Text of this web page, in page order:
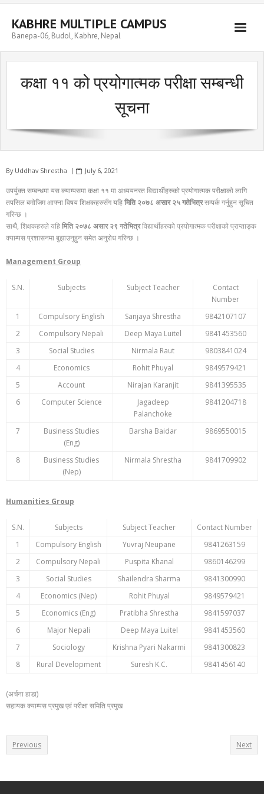
Skip
contentKABHRE MULTIPLE CAMPUS
Banepa-06, Budol, Kabhre, Nepal
कक्षा ११ को प्रयोगात्मक परीक्षा सम्बन्धी
सूचना
By Uddhav Shrestha July 6, 2021
उपर्युक्त सम्बन्धमा यस क्याम्पसमा कक्षा ११ मा अध्ययनरत विद्यार्थीहरुको प्रयोगात्मक परीक्षाको लागि
तपसिल बमोजिम आफ्ना विषय शिक्षकहरुसँग यहिमिति २०७८ असार २५ गतेभित्रसम्पर्क गर्नुहुन सूचित
गरिन्छ ।
साथै, शिक्षकहरुले यहिमिति २०७८ असार २९ गतेभित्रविद्यार्थीहरुको प्रयोगात्मक परीक्षाको प्राप्ताङ्क
क्याम्पस प्रशासनमा बुझाउनुहुन समेत अनुरोध गरिन्छ ।
Management Group
S.N. Subjects Subject Teacher
Contact
Number
1
Compulsory English Sanjaya Shrestha
9842107107
2
Compulsory Nepali Deep Maya Luitel
9841453560
3
Social Studies Nirmala Raut
9803841024
4
Economics Rohit Phuyal
9849579421
5
Account Nirajan Karanjit
9841395535
6
Computer Science
Jagadeep
Palanchoke
9841204718
7
Business Studies
(Eng)
Barsha Baidar 9869550015
8
Business Studies
(Nep)
Nirmala Shrestha 9841709902
Humanities Group
S.N. Subjects Subject Teacher
Contact Number
1
Compulsory English Yuvraj Neupane
9841263159
2
Compulsory Nepali Puspita Khanal
9860146299
3
Social Studies Shailendra Sharma
9841300990
4
Economics (Nep) Rohit Phuyal
9849579421
5
Economics (Eng) Pratibha Shrestha
9841597037
6
Major Nepali Deep Maya Luitel
9841453560
7
Sociology Krishna Pyari Nakarmi
9841300823
8
Rural Development Suresh K.C. 9841456140
(अर्चना हाडा)
सहायक क्याम्पस प्रमुख एवं परीक्षा समिति प्रमुख
Previous Next